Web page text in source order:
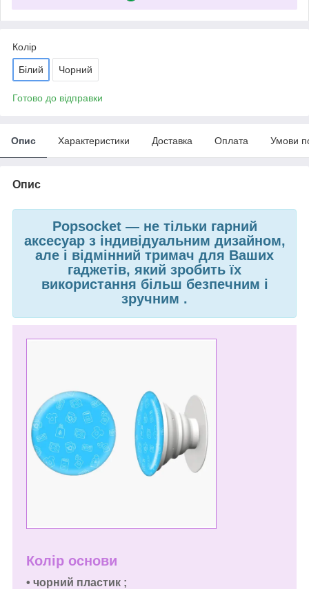
Колір
Білий Чорний
Готово до відправки
Опис Характеристики Доставка Оплата Умови
Опис
Popsocket — не тільки гарний
аксесуарз індивідуальним дизайном,
але і відмінний тримач для Ваших
гаджетів, який зробить їх
використання більш безпечним і
зручним .
Колір основи
• чорний пластик ;